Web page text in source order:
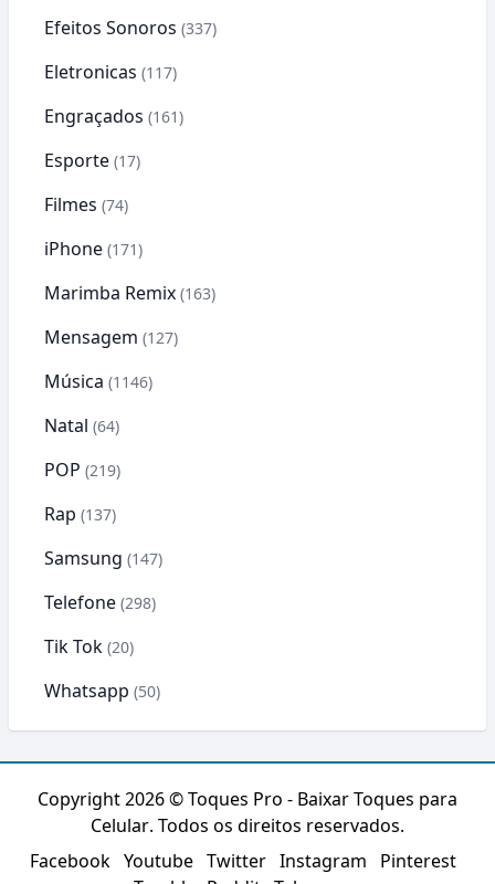
Efeitos Sonoros (337)
Eletronicas (117)
Engraçados (161)
Esporte (17)
Filmes (74)
iPhone (171)
Marimba Remix (163)
Mensagem (127)
Música (1146)
Natal (64)
POP (219)
Rap (137)
Samsung (147)
Telefone (298)
Tik Tok (20)
Whatsapp (50)
Copyright 2026 ©Toques Pro - Baixar Toques para
Celular. Todos os direitos reservados.
Facebook Youtube Twitter Instagram
Pinterest